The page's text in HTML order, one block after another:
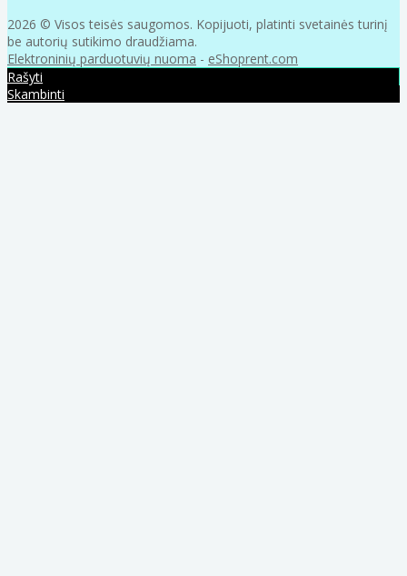
2026 © Visos teisės saugomos. Kopijuoti, platinti svetainės turinį
be autorių sutikimo draudžiama.
Elektroninių parduotuvių nuoma - eShoprent.com
Rašyti
Skambinti